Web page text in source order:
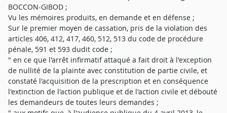
BOCCON-GIBOD ;
Vu les mémoires produits, en demande et en défense ;
Sur le premier moyen de cassation, pris de la violation des
articles 406, 412, 417, 460, 512, 513 du code de procédure
pénale, 591 et 593 dudit code ;
" en ce que l'arrêt infirmatif attaqué a fait droit à l'exception
de nullité de la plainte avec constitution de partie civile, et
constaté l'acquisition de la prescription et en conséquence
l'extinction de l'action publique et de l'action civile et débouté
les demandeurs de toutes leurs demandes ;